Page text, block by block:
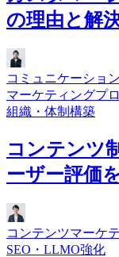
の理由と解
コミュニケーショ
マーケティングプ
組織・体制構築
コンテンツ
ーザー評価
コンテンツマーケ
SEO・LLMO強化